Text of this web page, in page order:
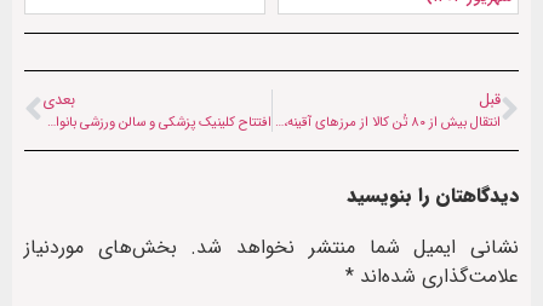
قبل
انتقال بیش از ۸۰ تُن کالا از مرزهای آقینه، تورغندی و حیرتان
بعدی
افتتاح کلینیک پزشکی و سالن ورزشی بانوان در اردوگاه گل‌تپه تهران
دیدگاهتان را بنویسید
نشانی ایمیل شما منتشر نخواهد شد. بخش‌های موردنیاز
علامت‌گذاری شده‌اند *